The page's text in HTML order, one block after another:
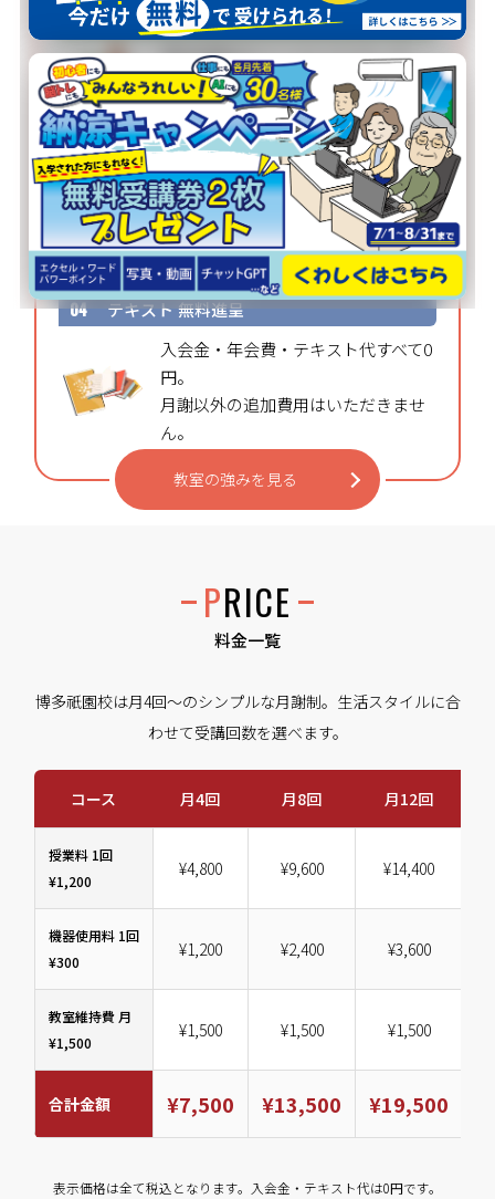
02 自分のペースで学習
博多祇園校のインストラクターが、
お一人おひとりの理解度に合わせて
寄り添います。
03 その場ですぐ
質問できる
少人数制で、疑問はその場で解消。
対面サポートだから、初めての方も
安心です。
04 テキスト 無料進呈
入会金・年会費・テキスト代すべて0
円。
月謝以外の追加費用はいただきませ
ん。
教室の強みを見る
PRICE
料金一覧
博多祇園校は月4回〜のシンプルな月謝制。生活スタイルに合
わせて受講回数を選べます。
コース 月4回 月8回 月12回
授業料 1回
¥1,200
¥4,800 ¥9,600 ¥14,400
機器使用料 1回
¥300
¥1,200 ¥2,400 ¥3,600
教室維持費 月
¥1,500
¥1,500 ¥1,500 ¥1,500
合計金額 ¥7,500 ¥13,500 ¥19,500
表示価格は全て税込となります。入会金・テキスト代は0円です。